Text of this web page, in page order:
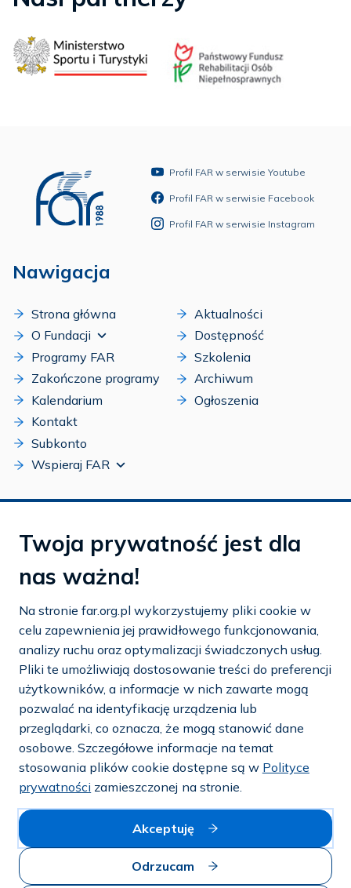
Profil FAR w serwisie Youtube
Profil FAR w serwisie Facebook
Profil FAR w serwisie Instagram
Nawigacja
Strona główna
O Fundacji
Programy FAR
Zakończone programy
Kalendarium
Kontakt
Subkonto
Wspieraj FAR
Aktualności
Dostępność
Szkolenia
Archiwum
Ogłoszenia
Fundacja Aktywnej Rehabilitacji „FAR”
ul. Ludwika Idzikowskiego 16
tel./fax:22 651 88 02
tel.:22 651 88 03
tel.:22 858 26 39
tel.:22 642 22 91
e-mail: info@far.org.pl
Mapa strony
Twoja prywatność jest dla
nas ważna!
Na stronie far.org.pl wykorzystujemy pliki cookie w
celu zapewnienia jej prawidłowego funkcjonowania,
analizy ruchu oraz optymalizacji świadczonych usług.
Pliki te umożliwiają dostosowanie treści do preferencji
użytkowników, a informacje w nich zawarte mogą
pozwalać na identyfikację urządzenia lub
przeglądarki, co oznacza, że mogą stanowić dane
osobowe. Szczegółowe informacje na temat
stosowania plików cookie dostępne są w Polityce
prywatności zamieszczonej na stronie.
Akceptuję
Odrzucam